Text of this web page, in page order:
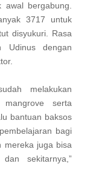
bergabung.
3717 untuk
disyukuri. Rasa
Udinus dengan
melakukan
serta
bantuan baksos
bagi
mereka juga bisa
sekitarnya,”